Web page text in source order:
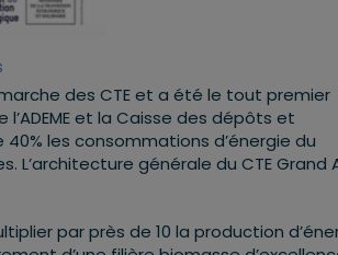
des CTE et a été le tout premier
et la Caisse des dépôts et
les consommations d’énergie du
L’architecture générale du CTE Grand
par près de 10 la production